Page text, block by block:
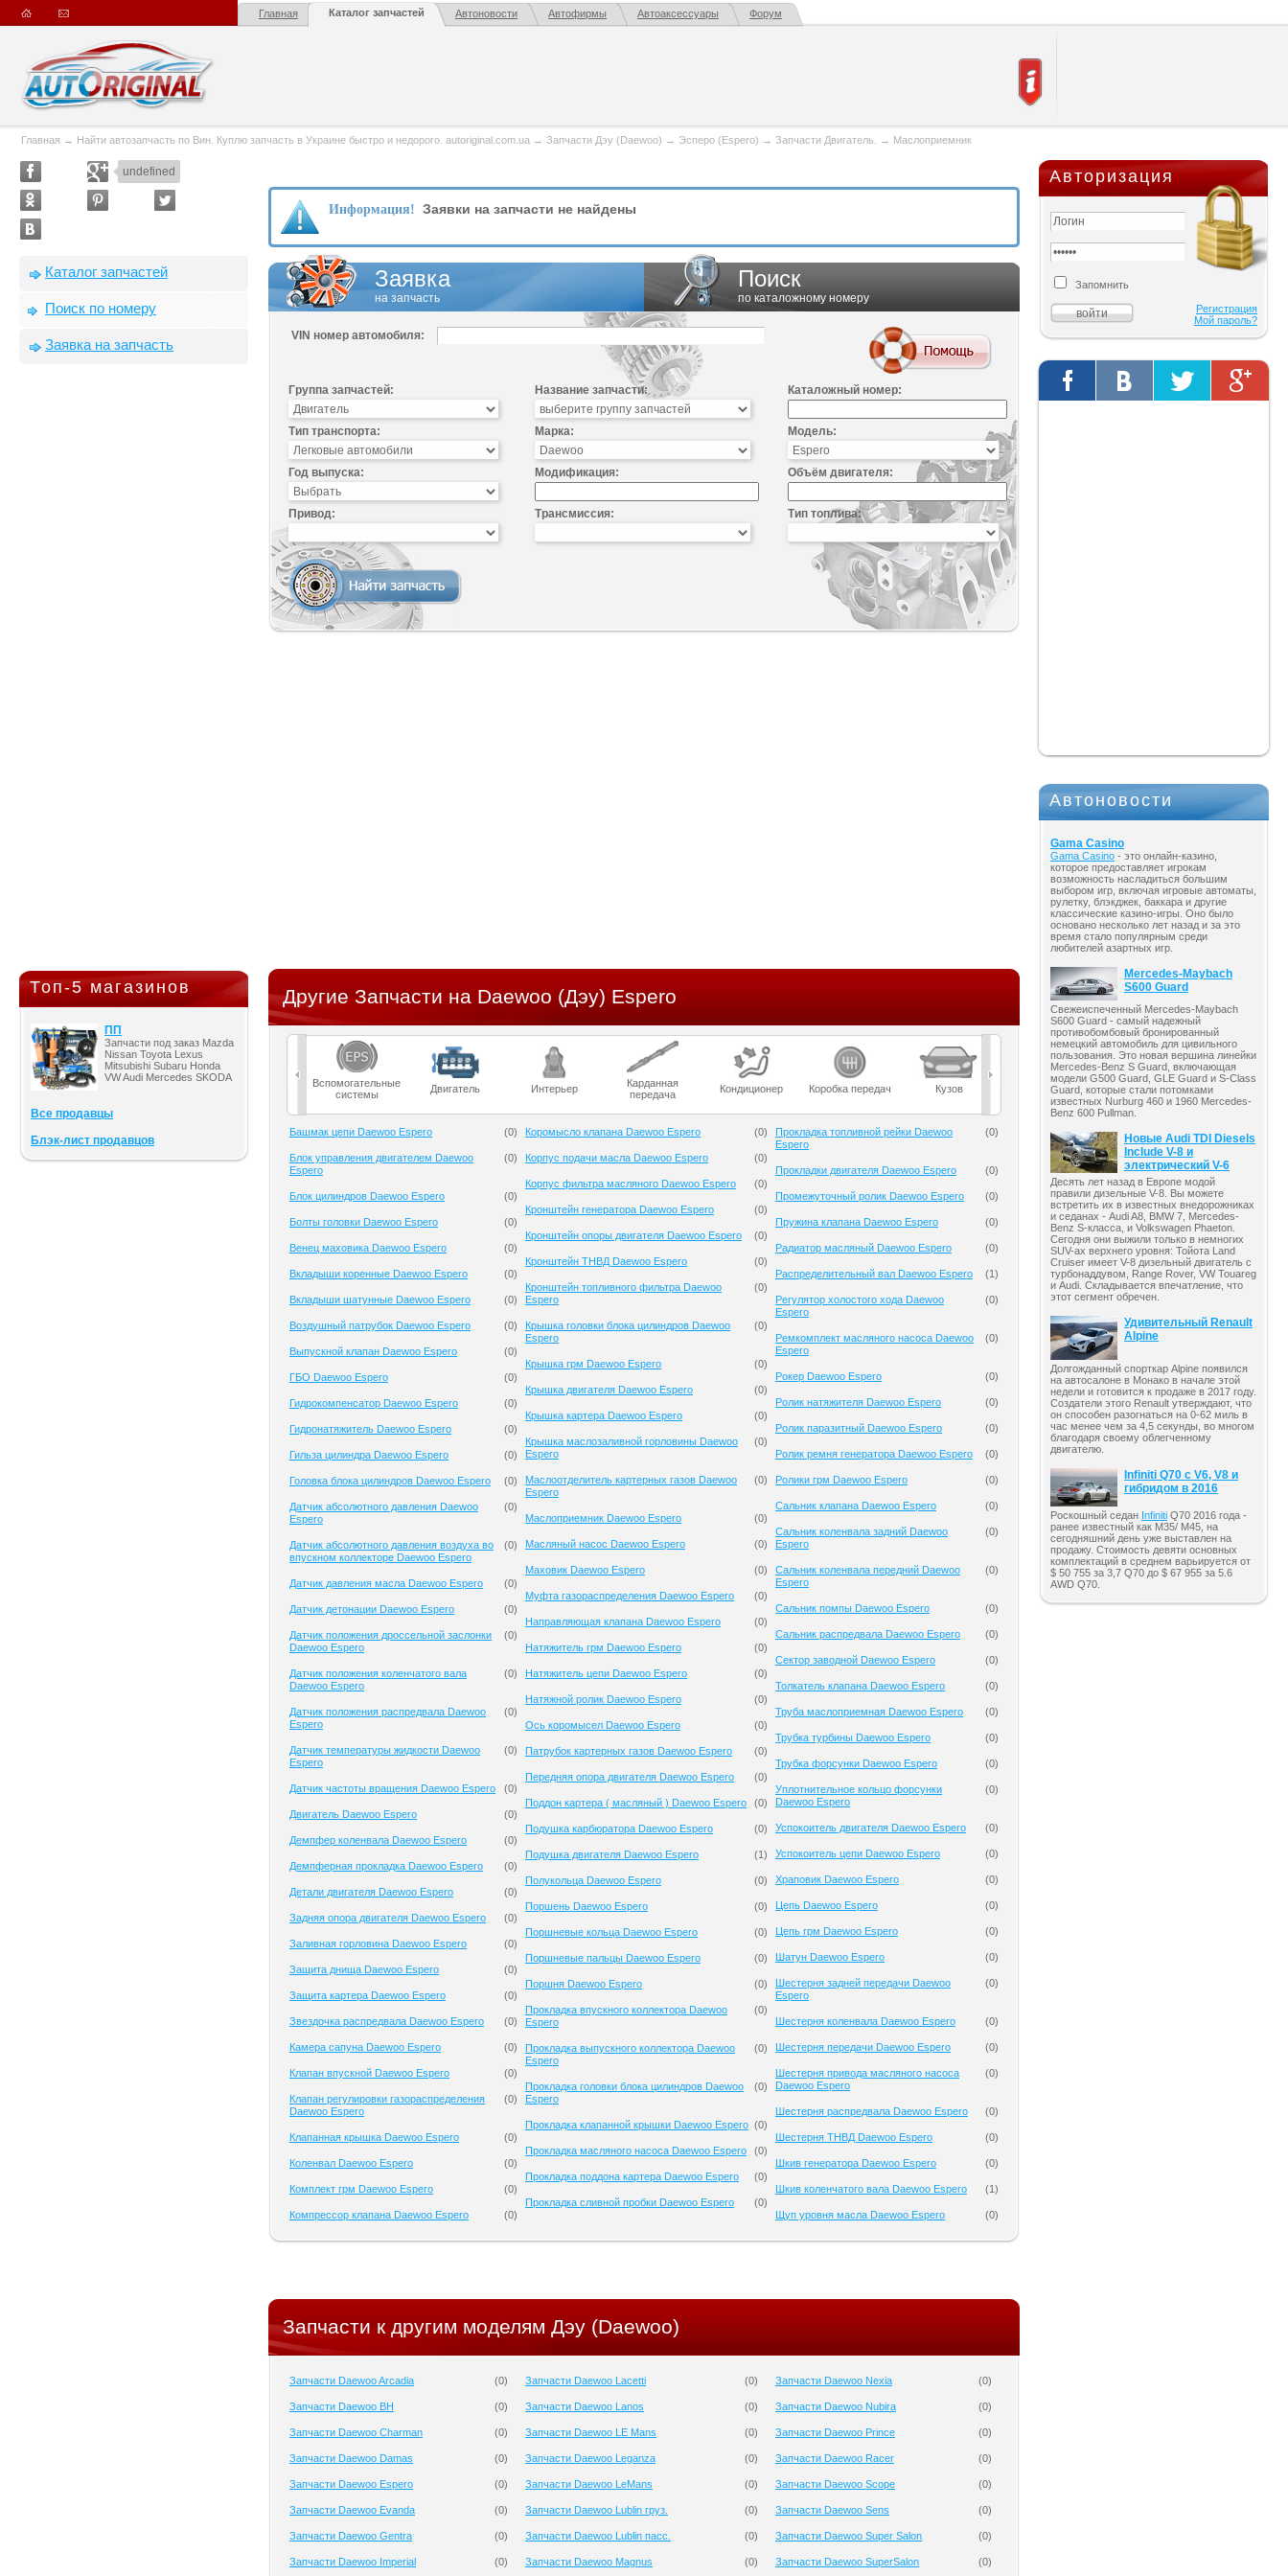
Главная Каталог запчастей Автоновости Автофирмы Автоаксессуары Форум
Главная → Найти автозапчасть по Вин. Куплю запчасть в Украине быстро и недорого. autoriginal.com.ua → Запчасти Дэу (Daewoo) → Эсперо (Espero) → Запчасти Двигатель. → Маслоприемник
undefined
Каталог запчастей
Поиск по номеру
Заявка на запчасть
Топ-5 магазинов
ПП
Запчасти под заказ Mazda
Nissan Toyota Lexus
Mitsubishi Subaru Honda
VW Audi Mercedes SKODA
Все продавцы
Блэк-лист продавцов
Информация! Заявки на запчасти не найдены
Заявка
на запчасть
Поиск
по каталожному номеру
VIN номер автомобиля:
Группа запчастей: Название запчасти: Каталожный номер:
Тип транспорта: Марка: Модель:
Год выпуска: Модификация: Объём двигателя:
Привод: Трансмиссия: Тип топлива:
Другие Запчасти на Daewoo (Дэу) Espero
Вспомогательные
системы
Двигатель Интерьер
Карданная
передача
Кондиционер Коробка передач Кузов Масла Мост
Башмак цепи Daewoo Espero (0)
Блок управления двигателем Daewoo
Espero
(0)
Блок цилиндров Daewoo Espero (0)
Болты головки Daewoo Espero (0)
Венец маховика Daewoo Espero (0)
Вкладыши коренные Daewoo Espero (0)
Вкладыши шатунные Daewoo Espero (0)
Воздушный патрубок Daewoo Espero (0)
Выпускной клапан Daewoo Espero (0)
ГБО Daewoo Espero (0)
Гидрокомпенсатор Daewoo Espero (0)
Гидронатяжитель Daewoo Espero (0)
Гильза цилиндра Daewoo Espero (0)
Головка блока цилиндров Daewoo Espero (0)
Датчик абсолютного давления Daewoo
Espero
(0)
Датчик абсолютного давления воздуха во
впускном коллекторе Daewoo Espero
(0)
Датчик давления масла Daewoo Espero (0)
Датчик детонации Daewoo Espero (0)
Датчик положения дроссельной заслонки
Daewoo Espero
(0)
Датчик положения коленчатого вала
Daewoo Espero
(0)
Датчик положения распредвала Daewoo
Espero
(0)
Датчик температуры жидкости Daewoo
Espero
(0)
Датчик частоты вращения Daewoo Espero (0)
Двигатель Daewoo Espero (0)
Демпфер коленвала Daewoo Espero (0)
Демпферная прокладка Daewoo Espero (0)
Детали двигателя Daewoo Espero (0)
Задняя опора двигателя Daewoo Espero (0)
Заливная горловина Daewoo Espero (0)
Защита днища Daewoo Espero (0)
Защита картера Daewoo Espero (0)
Звездочка распредвала Daewoo Espero (0)
Камера сапуна Daewoo Espero (0)
Клапан впускной Daewoo Espero (0)
Клапан регулировки газораспределения
Daewoo Espero
(0)
Клапанная крышка Daewoo Espero (0)
Коленвал Daewoo Espero (0)
Комплект грм Daewoo Espero (0)
Компрессор клапана Daewoo Espero (0)
Коромысло клапана Daewoo Espero (0)
Корпус подачи масла Daewoo Espero (0)
Корпус фильтра масляного Daewoo Espero (0)
Кронштейн генератора Daewoo Espero (0)
Кронштейн опоры двигателя Daewoo Espero (0)
Кронштейн ТНВД Daewoo Espero (0)
Кронштейн топливного фильтра Daewoo
Espero
(0)
Крышка головки блока цилиндров Daewoo
Espero
(0)
Крышка грм Daewoo Espero (0)
Крышка двигателя Daewoo Espero (0)
Крышка картера Daewoo Espero (0)
Крышка маслозаливной горловины Daewoo
Espero
(0)
Маслоотделитель картерных газов Daewoo
Espero
(0)
Маслоприемник Daewoo Espero (0)
Масляный насос Daewoo Espero (0)
Маховик Daewoo Espero (0)
Муфта газораспределения Daewoo Espero (0)
Направляющая клапана Daewoo Espero (0)
Натяжитель грм Daewoo Espero (0)
Натяжитель цепи Daewoo Espero (0)
Натяжной ролик Daewoo Espero (0)
Ось коромысел Daewoo Espero (0)
Патрубок картерных газов Daewoo Espero (0)
Передняя опора двигателя Daewoo Espero (0)
Поддон картера ( масляный ) Daewoo Espero (0)
Подушка карбюратора Daewoo Espero (0)
Подушка двигателя Daewoo Espero (1)
Полукольца Daewoo Espero (0)
Поршень Daewoo Espero (0)
Поршневые кольца Daewoo Espero (0)
Поршневые пальцы Daewoo Espero (0)
Поршня Daewoo Espero (0)
Прокладка впускного коллектора Daewoo
Espero
(0)
Прокладка выпускного коллектора Daewoo
Espero
(0)
Прокладка головки блока цилиндров Daewoo
Espero
(0)
Прокладка клапанной крышки Daewoo Espero (0)
Прокладка масляного насоса Daewoo Espero (0)
Прокладка поддона картера Daewoo Espero (0)
Прокладка сливной пробки Daewoo Espero (0)
Прокладка топливной рейки Daewoo
Espero
(0)
Прокладки двигателя Daewoo Espero (0)
Промежуточный ролик Daewoo Espero (0)
Пружина клапана Daewoo Espero (0)
Радиатор масляный Daewoo Espero (0)
Распределительный вал Daewoo Espero (1)
Регулятор холостого хода Daewoo
Espero
(0)
Ремкомплект масляного насоса Daewoo
Espero
(0)
Рокер Daewoo Espero (0)
Ролик натяжителя Daewoo Espero (0)
Ролик паразитный Daewoo Espero (0)
Ролик ремня генератора Daewoo Espero (0)
Ролики грм Daewoo Espero (0)
Сальник клапана Daewoo Espero (0)
Сальник коленвала задний Daewoo
Espero
(0)
Сальник коленвала передний Daewoo
Espero
(0)
Сальник помпы Daewoo Espero (0)
Сальник распредвала Daewoo Espero (0)
Сектор заводной Daewoo Espero (0)
Толкатель клапана Daewoo Espero (0)
Труба маслоприемная Daewoo Espero (0)
Трубка турбины Daewoo Espero (0)
Трубка форсунки Daewoo Espero (0)
Уплотнительное кольцо форсунки
Daewoo Espero
(0)
Успокоитель двигателя Daewoo Espero (0)
Успокоитель цепи Daewoo Espero (0)
Храповик Daewoo Espero (0)
Цепь Daewoo Espero (0)
Цепь грм Daewoo Espero (0)
Шатун Daewoo Espero (0)
Шестерня задней передачи Daewoo
Espero
(0)
Шестерня коленвала Daewoo Espero (0)
Шестерня передачи Daewoo Espero (0)
Шестерня привода масляного насоса
Daewoo Espero
(0)
Шестерня распредвала Daewoo Espero (0)
Шестерня ТНВД Daewoo Espero (0)
Шкив генератора Daewoo Espero (0)
Шкив коленчатого вала Daewoo Espero (1)
Щуп уровня масла Daewoo Espero (0)
Запчасти к другим моделям Дэу (Daewoo)
Запчасти Daewoo Arcadia (0)
Запчасти Daewoo BH (0)
Запчасти Daewoo Charman (0)
Запчасти Daewoo Damas (0)
Запчасти Daewoo Espero (0)
Запчасти Daewoo Evanda (0)
Запчасти Daewoo Gentra (0)
Запчасти Daewoo Imperial (0)
Запчасти Daewoo Lacetti (0)
Запчасти Daewoo Lanos (0)
Запчасти Daewoo LE Mans (0)
Запчасти Daewoo Leganza (0)
Запчасти Daewoo LeMans (0)
Запчасти Daewoo Lublin груз. (0)
Запчасти Daewoo Lublin пасс. (0)
Запчасти Daewoo Magnus (0)
Запчасти Daewoo Nexia (0)
Запчасти Daewoo Nubira (0)
Запчасти Daewoo Prince (0)
Запчасти Daewoo Racer (0)
Запчасти Daewoo Scope (0)
Запчасти Daewoo Sens (0)
Запчасти Daewoo Super Salon (0)
Запчасти Daewoo SuperSalon (0)
Авторизация
Запомнить
Регистрация
Мой пароль?
Автоновости
Gama Casino
Gama Casino - это онлайн-казино,
которое предоставляет игрокам
возможность насладиться большим
выбором игр, включая игровые автоматы,
рулетку, блэкджек, баккара и другие
классические казино-игры. Оно было
основано несколько лет назад и за это
время стало популярным среди
любителей азартных игр.
Mercedes-Maybach
S600 Guard
Свежеиспеченный Mercedes-Maybach
S600 Guard - самый надежный
противобомбовый бронированный
немецкий автомобиль для цивильного
пользования. Это новая вершина линейки
Mercedes-Benz S Guard, включающая
модели G500 Guard, GLE Guard и S-Class
Guard, которые стали потомками
известных Nurburg 460 и 1960 Mercedes-
Benz 600 Pullman.
Новые Audi TDI Diesels
Include V-8 и
электрический V-6
Десять лет назад в Европе модой
правили дизельные V-8. Вы можете
встретить их в известных внедорожниках
и седанах - Audi A8, BMW 7, Mercedes-
Benz S-класса, и Volkswagen Phaeton.
Сегодня они выжили только в немногих
SUV-ах верхнего уровня: Тойота Land
Cruiser имеет V-8 дизельный двигатель с
турбонаддувом, Range Rover, VW Touareg
и Audi. Складывается впечатление, что
этот сегмент обречен.
Удивительный Renault
Alpine
Долгожданный спорткар Alpine появился
на автосалоне в Монако в начале этой
недели и готовится к продаже в 2017 году.
Создатели этого Renault утверждают, что
он способен разогнаться на 0-62 миль в
час менее чем за 4,5 секунды, во многом
благодаря своему облегченному
двигателю.
Infiniti Q70 с V6, V8 и
гибридом в 2016
Роскошный седан Infiniti Q70 2016 года -
ранее известный как M35/ M45, на
сегодняшний день уже выставлен на
продажу. Стоимость девяти основных
комплектаций в среднем варьируется от
$ 50 755 за 3,7 Q70 до $ 67 955 за 5.6
AWD Q70.